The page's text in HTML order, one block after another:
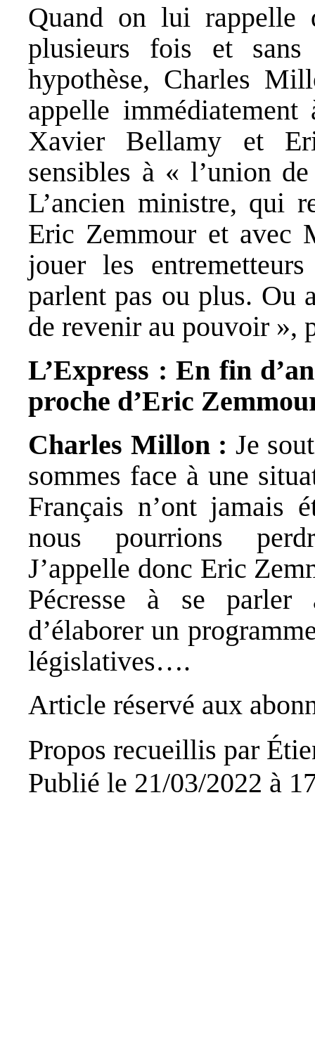
Quand on lui rappelle
plusieurs fois et
hypothèse, Charles
appelle
Xavier Bellamy et
sensibles à « l’union
L’ancien ministre, qui
Eric Zemmour et avec
jouer les
parlent pas ou plus. Ou
de revenir au pouvoir »,
L’Express : En fin
proche d’Eric
Charles Millon : Je
sommes face à une
Français n’ont jamais
nous pourrions
J’appelle donc Eric
Pécresse à se
d’élaborer un
législatives….
Article réservé aux
Propos recueillis par
Publié le 21/03/2022 à